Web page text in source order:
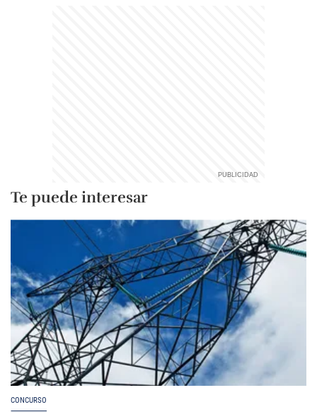
Te puede interesar
CONCURSO